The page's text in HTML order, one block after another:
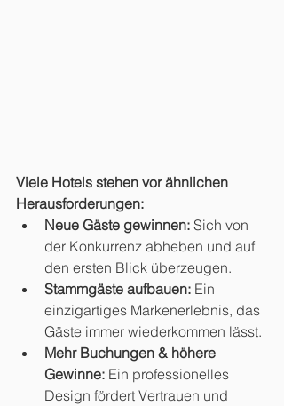
Viele Hotels stehen vor ähnlichen
Herausforderungen:
Neue Gäste gewinnen: Sich von
der Konkurrenz abheben und auf
den ersten Blick überzeugen.
Stammgäste aufbauen: Ein
einzigartiges Markenerlebnis, das
Gäste immer wiederkommen lässt.
Mehr Buchungen & höhere
Gewinne: Ein professionelles
Design fördert Vertrauen und